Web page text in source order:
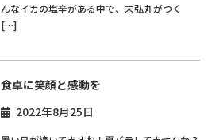
んなイカの塩辛がある中で、末弘丸がつく
[…]
食卓に笑顔と感動を
2022年8月25日